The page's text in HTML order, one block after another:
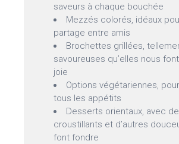
saveurs à chaque bouchée
Mezzés colorés, idéaux
partage entre amis
Brochettes grillées,
savoureuses qu’elles nous
joie
Options végétariennes,
tous les appétits
Desserts orientaux, avec
croustillants et d’autres
font fondre